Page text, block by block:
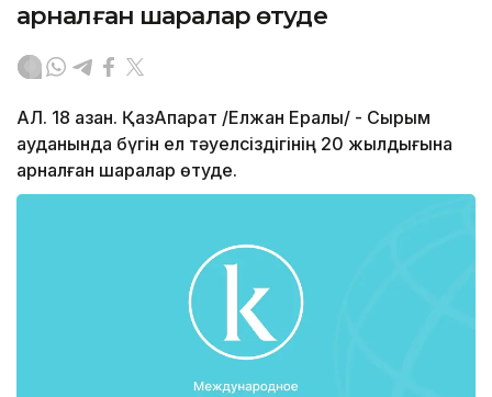
арналған шаралар өтуде
АЛ. 18 қазан. ҚазАқпарат /Елжан Ералы/ - Сырым
ауданында бүгін ел тәуелсіздігінің 20 жылдығына
арналған шаралар өтуде.